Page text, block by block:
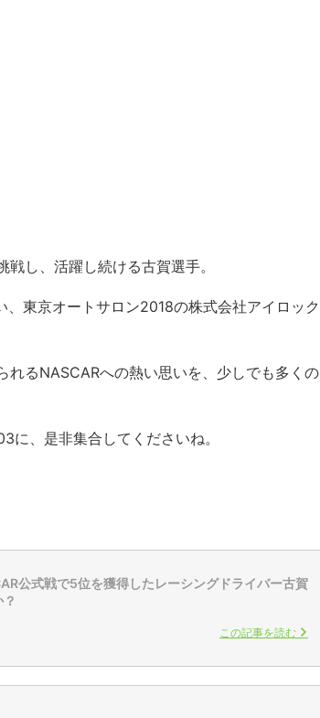
し、活躍し続ける古賀選手。
東京オートサロン2018の株式会社アイロック
れるNASCARへの熱い思いを、少しでも多くの
に、是非集合してくださいね。
公式戦で5位を獲得したレーシングドライバー古賀
この記事を読む